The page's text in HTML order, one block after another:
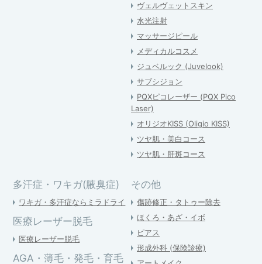
ヴェルヴェットスキン
水光注射
マッサージピール
メディカルコスメ
ジュベルック (Juvelook)
サブシジョン
PQXピコレーザー (PQX Pico
Laser)
オリジオKISS (Oligio KISS)
ツヤ肌・美白コース
ツヤ肌・肝斑コース
多汗症・ワキガ(腋臭症)
ワキガ・多汗症ならミラドライ
医療レーザー脱毛
医療レーザー脱毛
AGA・薄毛・発毛・育毛
その他
傷跡修正・タトゥー除去
ほくろ・あざ・イボ
ピアス
形成外科 (保険診療)